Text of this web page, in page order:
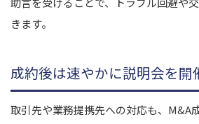
きます。
成約後は速やかに説明会を開
取引先や業務提携先への対応も、M&A